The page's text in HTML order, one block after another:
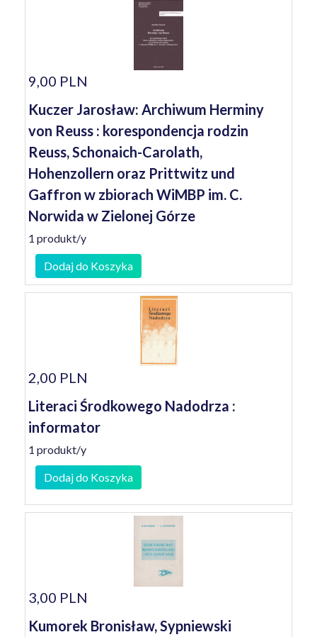
9,00 PLN
Kuczer Jarosław: Archiwum Herminy
von Reuss : korespondencja rodzin
Reuss, Schonaich-Carolath,
Hohenzollern oraz Prittwitz und
Gaffron w zbiorach WiMBP im. C.
Norwida w Zielonej Górze
1 produkt/y
Dodaj do Koszyka
2,00 PLN
Literaci Środkowego Nadodrza :
informator
1 produkt/y
Dodaj do Koszyka
3,00 PLN
Kumorek Bronisław, Sypniewski